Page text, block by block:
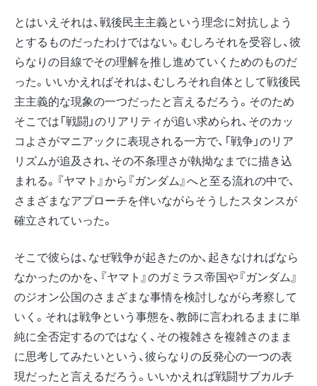
とはいえそれは、戦後民主主義という理念に対抗しよう
とするものだったわけではない。むしろそれを受容し、彼
らなりの目線でその理解を推し進めていくためのものだ
った。いいかえればそれは、むしろそれ自体として戦後民
主主義的な現象の一つだったと言えるだろう。そのため
そこでは「戦闘」のリアリティが追い求められ、そのカッ
コよさがマニアックに表現される一方で、「戦争」のリア
リズムが追及され、その不条理さが執拗なまでに描き込
まれる。『ヤマト』から『ガンダム』へと至る流れの中で、
さまざまなアプローチを伴いながらそうしたスタンスが
確立されていった。
そこで彼らは、なぜ戦争が起きたのか、起きなければなら
なかったのかを、『ヤマト』のガミラス帝国や『ガンダム』
のジオン公国のさまざまな事情を検討しながら考察して
いく。それは戦争という事態を、教師に言われるままに単
純に全否定するのではなく、その複雑さを複雑さのまま
に思考してみたいという、彼らなりの反発心の一つの表
現だったと言えるだろう。いいかえれば戦闘サブカルチ